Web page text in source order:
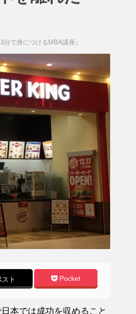
で身につけるMBA講座』
スト Pocket
本では成功を収めること